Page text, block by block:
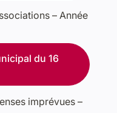
– Année
du 16
imprévues –